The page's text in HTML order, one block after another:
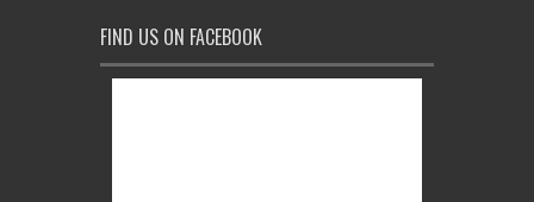
FIND US ON FACEBOOK